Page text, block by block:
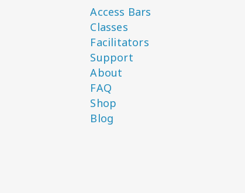
Access Bars
Classes
Facilitators
Support
About
FAQ
Shop
Blog